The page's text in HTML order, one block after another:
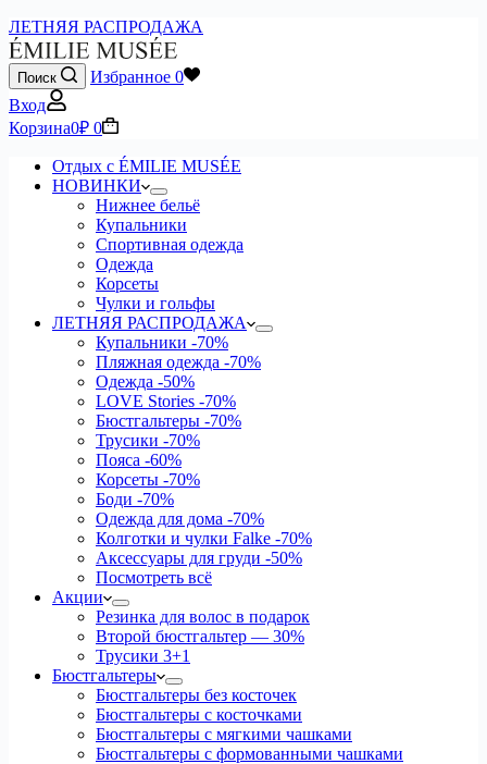
ЛЕТНЯЯ РАСПРОДАЖА
Поиск Избранное 0
Вход
Корзина0₽ 0
Отдых с ÉMILIE MUSÉE
НОВИНКИ
Нижнее бельё
Купальники
Спортивная одежда
Одежда
Корсеты
Чулки и гольфы
ЛЕТНЯЯ РАСПРОДАЖА
Купальники -70%
Пляжная одежда -70%
Одежда -50%
LOVE Stories -70%
Бюстгальтеры -70%
Трусики -70%
Пояса -60%
Корсеты -70%
Боди -70%
Одежда для дома -70%
Колготки и чулки Falke -70%
Аксессуары для груди -50%
Посмотреть всё
Акции
Резинка для волос в подарок
Второй бюстгальтер — 30%
Трусики 3+1
Бюстгальтеры
Бюстгальтеры без косточек
Бюстгальтеры с косточками
Бюстгальтеры с мягкими чашками
Бюстгальтеры с формованными чашками